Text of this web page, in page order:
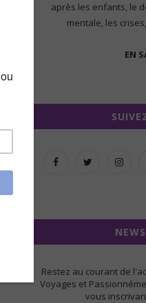
après les enfants, le
mentale, les
EN
Restez au courant de
Voyages et
vous